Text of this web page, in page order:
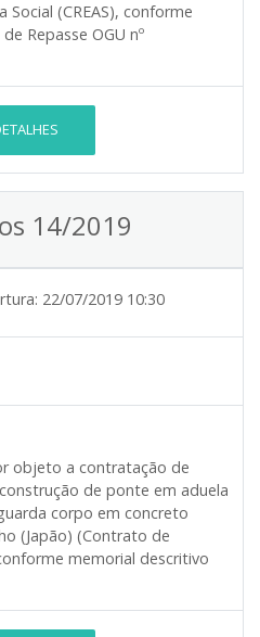
Social (CREAS), conforme
Repasse OGU nº
14/2019
22/07/2019 10:30
objeto a contratação de
de ponte em aduela
corpo em concreto
(Japão) (Contrato de
memorial descritivo